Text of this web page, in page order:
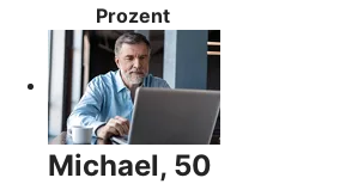
Prozent
Michael, 50